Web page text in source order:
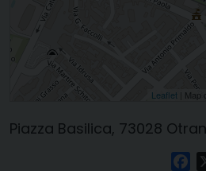
Leaflet | Map
Piazza Basilica, 73028